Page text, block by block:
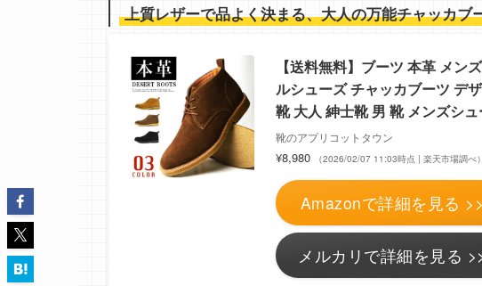
上質レザーで品よく決まる、大人の万能チャッカブ
【送料無料】ブーツ 本革 メン
ルシューズ チャッカブーツ デ
靴 大人 紳士靴 男 靴 メンズシ
靴のアプリコットタウン
¥8,980 （2026/02/07 11:03時点 | 楽天市場調べ）
Amazonで詳細を見る >>
メルカリで詳細を見る